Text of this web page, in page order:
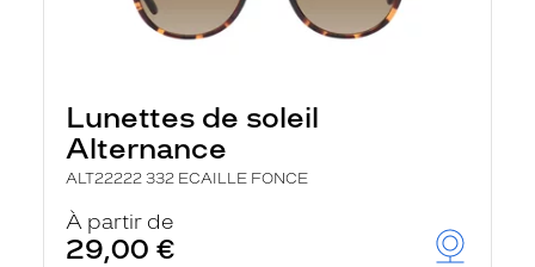
Lunettes de soleil
Alternance
ALT22222 332 ECAILLE FONCE
À partir de
29,00 €